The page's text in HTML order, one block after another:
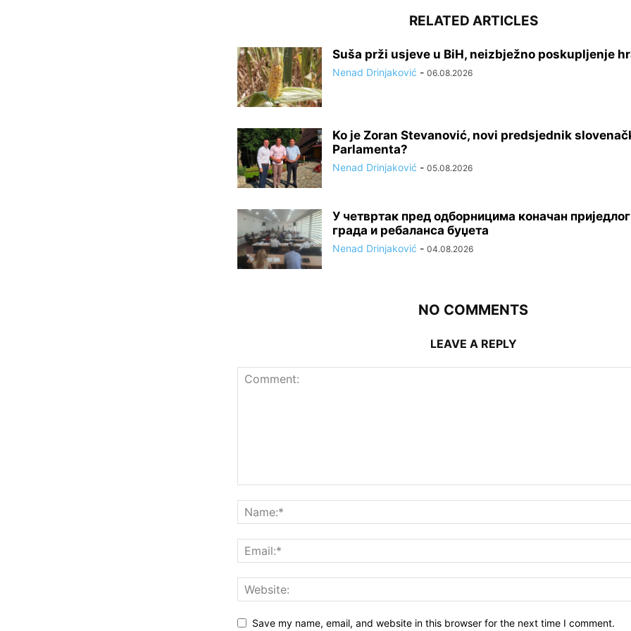
RELATED ARTICLES
Suša prži usjeve u BiH, neizbježno poskupljenje
Nenad Drinjaković - 06.08.2026
Ko je Zoran Stevanović, novi predsjednik
Parlamenta?
Nenad Drinjaković - 05.08.2026
У четвртак пред одборницима коначан приједлог
града и ребаланса буџета
Nenad Drinjaković - 04.08.2026
NO COMMENTS
LEAVE A REPLY
Save my name, email, and website in this browser for the next time I comment.